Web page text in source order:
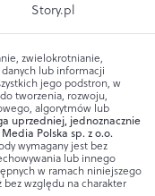
Story.pl
zwielokrotnianie,
lub informacji
jego podstron, w
tworzenia, rozwoju,
algorytmów lub
uprzedniej, jednoznacznie
Polska sp. z o.o.
wymagany jest bez
lub innego
w ramach niniejszego
bez względu na charakter